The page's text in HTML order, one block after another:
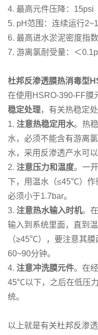
4. 最高元件压降：15psi
5. pH范围：连续运行
6. 最高进水淤泥密度指数
7. 游离氯耐受量：＜
杜邦反渗透膜热消毒型
在使用HSRO-390-FF膜
稳定处理，有关热稳定
1. 注意热稳定用水。热
水，必须不能含有游离
水，采用反渗透产水可以
2. 注意压力和温度。一
下，用温水（≤45℃）作
必须小于1.7bar。
3. 注意热水输入时机。
输入到系统里面，直到
（≥45℃），要注意其
60~90分钟。
4. 注意冲洗膜元件。在
45℃以下，之后在低压
统。
以上就是有关杜邦反渗